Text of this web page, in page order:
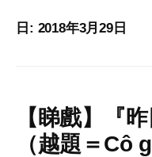
日: 2018年3月29日
【睇戲】『
（越題＝Cô